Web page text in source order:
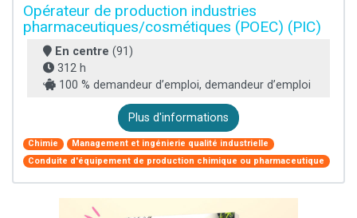
Opérateur de production industries
pharmaceutiques/cosmétiques (POEC) (PIC)
En centre (91)
312 h
100 % demandeur d’emploi, demandeur d’emploi
Plus d'informations
Chimie
Management et ingénierie qualité industrielle
Conduite d'équipement de production chimique ou pharmaceutique